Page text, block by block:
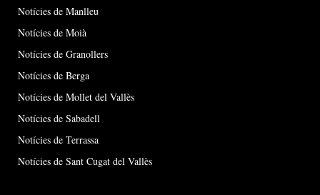
Notícies de Manlleu
Notícies de Moià
Notícies de Granollers
Notícies de Berga
Notícies de Mollet del Vallès
Notícies de Sabadell
Notícies de Terrassa
Notícies de Sant Cugat del Vallès